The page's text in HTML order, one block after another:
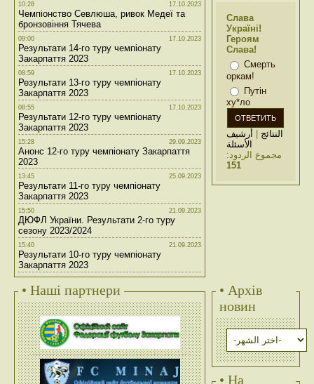
10:28 17.10.2023
Чемпіонство Севлюша, ривок Медеї та
бронзовіння Тячева
09:00 17.10.2023
Результати 14-го туру чемпіонату
Закарпаття 2023
08:59 17.10.2023
Результати 13-го туру чемпіонату
Закарпаття 2023
08:55 17.10.2023
Результати 12-го туру чемпіонату
Закарпаття 2023
15:28 29.09.2023
Анонс 12-го туру чемпіонату Закарпаття
2023
13:45 25.09.2023
Результати 11-го туру чемпіонату
Закарпаття 2023
15:50 21.09.2023
ДЮФЛ України. Результати 2-го туру
сезону 2023/2024
15:40 21.09.2023
Результати 10-го туру чемпіонату
Закарпаття 2023
Слава
Україні!
Героям
Слава!
Смерть
оркам!
Путін
ху*ло
النتائج | أرشيف
الأسئلة
مجموع الردود:
151
• Наші партнери
• Архів
новин
• На